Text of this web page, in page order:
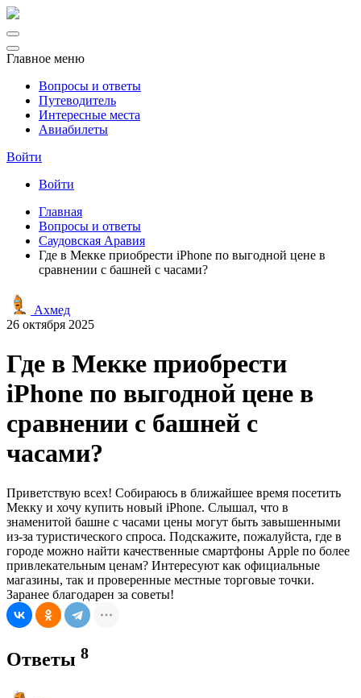
Главное меню
Вопросы и ответы
Путеводитель
Интересные места
Авиабилеты
Войти
Войти
Главная
Вопросы и ответы
Саудовская Аравия
Где в Мекке приобрести iPhone по выгодной цене в
сравнении с башней с часами?
Ахмед
26 октября 2025
Где в Мекке приобрести
iPhone по выгодной цене в
сравнении с башней с
часами?
Приветствую всех! Собираюсь в ближайшее время посетить
Мекку и хочу купить новый iPhone. Слышал, что в
знаменитой башне с часами цены могут быть завышенными
из-за туристического спроса. Подскажите, пожалуйста, где в
городе можно найти качественные смартфоны Apple по более
привлекательным ценам? Интересуют как официальные
магазины, так и проверенные местные торговые точки.
Заранее благодарен за советы!
Ответы 8